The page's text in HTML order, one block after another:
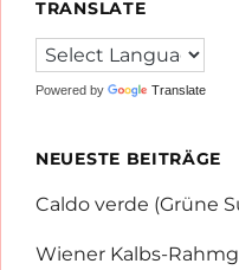
TRANSLATE
Powered by Translate
NEUESTE BEITRÄGE
Caldo verde (Grüne
Wiener Kalbs-